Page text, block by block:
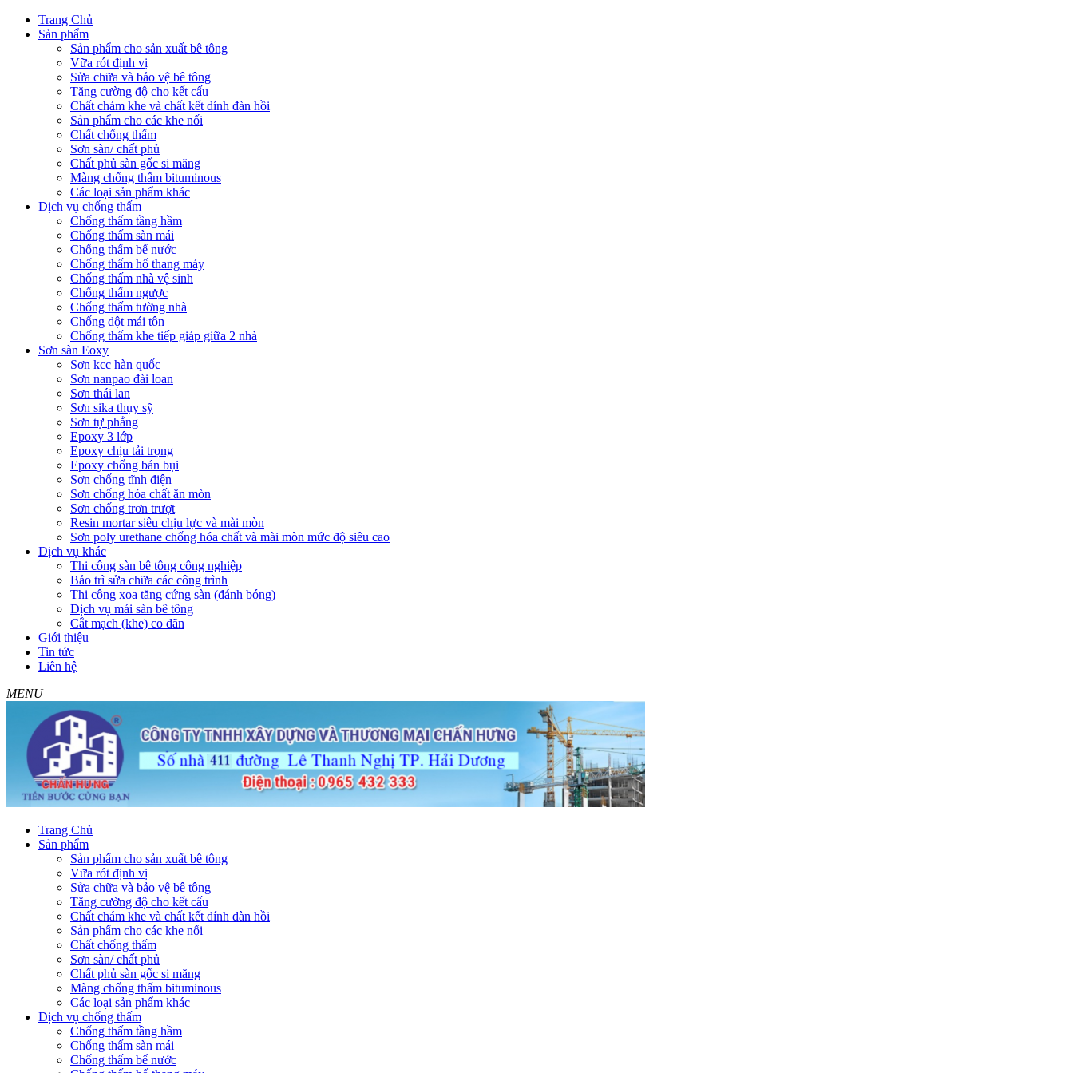
Trang Chủ
Sản phẩm
Sản phẩm cho sản xuất bê tông
Vữa rót định vị
Sửa chữa và bảo vệ bê tông
Tăng cường độ cho kết cấu
Chất chám khe và chất kết dính đàn hồi
Sản phẩm cho các khe nối
Chất chống thấm
Sơn sàn/ chất phủ
Chất phủ sàn gốc si măng
Màng chống thấm bituminous
Các loại sản phẩm khác
Dịch vụ chống thấm
Chống thấm tầng hầm
Chống thấm sàn mái
Chống thấm bể nước
Chống thấm hố thang máy
Chống thấm nhà vệ sinh
Chống thấm ngược
Chống thấm tường nhà
Chống dột mái tôn
Chống thấm khe tiếp giáp giữa 2 nhà
Sơn sàn Eoxy
Sơn kcc hàn quốc
Sơn nanpao đài loan
Sơn thái lan
Sơn sika thụy sỹ
Sơn tự phẳng
Epoxy 3 lớp
Epoxy chịu tải trọng
Epoxy chống bán bụi
Sơn chống tĩnh điện
Sơn chống hóa chất ăn mòn
Sơn chống trơn trượt
Resin mortar siêu chịu lực và mài mòn
Sơn poly urethane chống hóa chất và mài mòn mức độ siêu cao
Dịch vụ khác
Thi công sàn bê tông công nghiệp
Bảo trì sửa chữa các công trình
Thi công xoa tăng cứng sàn (đánh bóng)
Dịch vụ mái sàn bê tông
Cắt mạch (khe) co dãn
Giới thiệu
Tin tức
Liên hệ
MENU
Trang Chủ
Sản phẩm
Sản phẩm cho sản xuất bê tông
Vữa rót định vị
Sửa chữa và bảo vệ bê tông
Tăng cường độ cho kết cấu
Chất chám khe và chất kết dính đàn hồi
Sản phẩm cho các khe nối
Chất chống thấm
Sơn sàn/ chất phủ
Chất phủ sàn gốc si măng
Màng chống thấm bituminous
Các loại sản phẩm khác
Dịch vụ chống thấm
Chống thấm tầng hầm
Chống thấm sàn mái
Chống thấm bể nước